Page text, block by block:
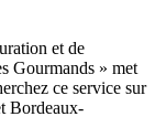
et de
Gourmands » met
ce service sur
Bordeaux-